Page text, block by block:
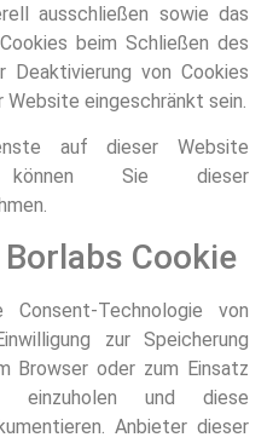
ausschließen sowie das
beim Schließen des
Deaktivierung von Cookies
eingeschränkt sein.
auf dieser Website
können Sie dieser
Cookie
Technologie von
zur Speicherung
Browser oder zum Einsatz
einzuholen und diese
Anbieter dieser